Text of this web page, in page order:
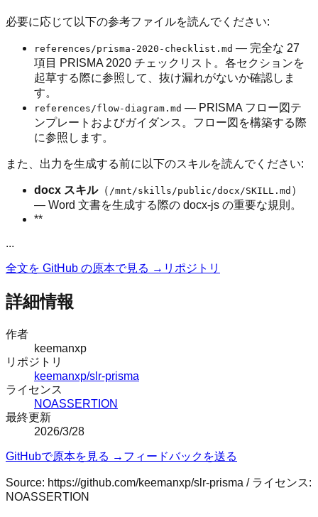
必要に応じて以下の参考ファイルを読んでください:
references/prisma-2020-checklist.md — 完全な 27
項目 PRISMA 2020 チェックリスト。各セクションを
起草する際に参照して、抜け漏れがないか確認しま
す。
references/flow-diagram.md — PRISMA フロー図テ
ンプレートおよびガイダンス。フロー図を構築する際
に参照します。
また、出力を生成する前に以下のスキルを読んでください:
docx スキル（ /mnt/skills/public/docx/SKILL.md ）
— Word 文書を生成する際の docx-js の重要な規則。
**
...
全文を GitHub の原本で見る → リポジトリ
詳細情報
作者
keemanxp
リポジトリ
keemanxp/slr-prisma
ライセンス
NOASSERTION
最終更新
2026/3/28
GitHubで原本を見る → フィードバックを送る
Source: https://github.com/keemanxp/slr-prisma / ライセンス:
NOASSERTION